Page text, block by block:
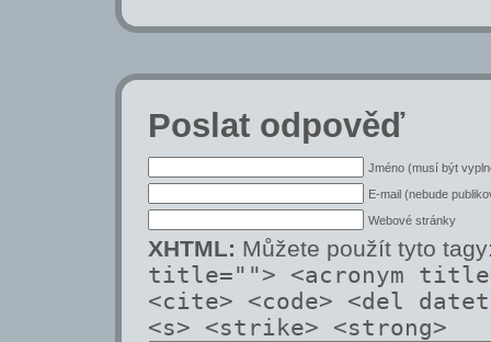
Poslat odpověď
Jméno (musí být
E-mail (nebude
Webové stránky
XHTML: Můžete použít tyto
title=""> <acronym
<cite> <code> <del
<s> <strike> <strong>